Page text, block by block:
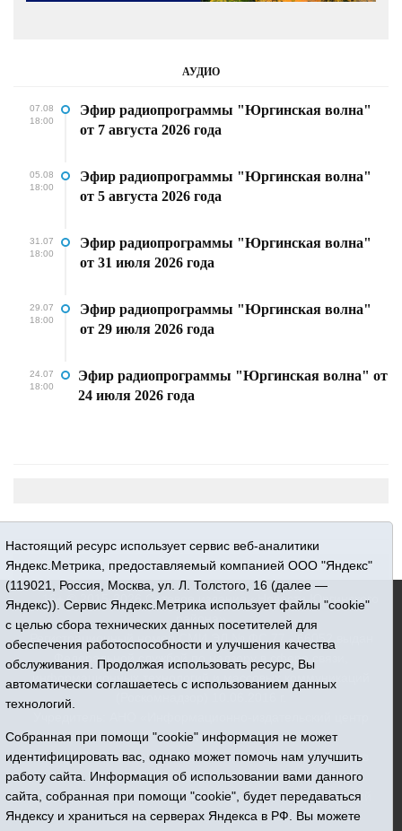
АУДИО
07.08
18:00
Эфир радиопрограммы "Юргинская волна"
от 7 августа 2026 года
05.08
18:00
Эфир радиопрограммы "Юргинская волна"
от 5 августа 2026 года
31.07
18:00
Эфир радиопрограммы "Юргинская волна"
от 31 июля 2026 года
29.07
18:00
Эфир радиопрограммы "Юргинская волна"
от 29 июля 2026 года
24.07
18:00
Эфир радиопрограммы "Юргинская волна" от
24 июля 2026 года
16+ © 2015-2026 Сетевое издание «Новости Юргинского
Регистрационный номер СМИ ЭЛ № ФС 77 - 66052 выдан
Федеральной службой по надзору в сфере связи,
«Призыв»
Все права защищены © При использовании материалов
ссылка обязательна
Адрес редакции: 627250, Тюменская область, Юргинский
район, с. Юргинское, ул. Центральная, 49
Настоящий ресурс использует сервис веб-аналитики
Яндекс.Метрика, предоставляемый компанией ООО "Яндекс"
(119021, Россия, Москва, ул. Л. Толстого, 16 (далее —
Яндекс)). Сервис Яндекс.Метрика использует файлы "cookie"
с целью сбора технических данных посетителей для
обеспечения работоспособности и улучшения качества
обслуживания. Продолжая использовать ресурс, Вы
автоматически соглашаетесь с использованием данных
технологий.
Собранная при помощи "cookie" информация не может
идентифицировать вас, однако может помочь нам улучшить
работу сайта. Информация об использовании вами данного
сайта, собранная при помощи "cookie", будет передаваться
Яндексу и храниться на серверах Яндекса в РФ. Вы можете